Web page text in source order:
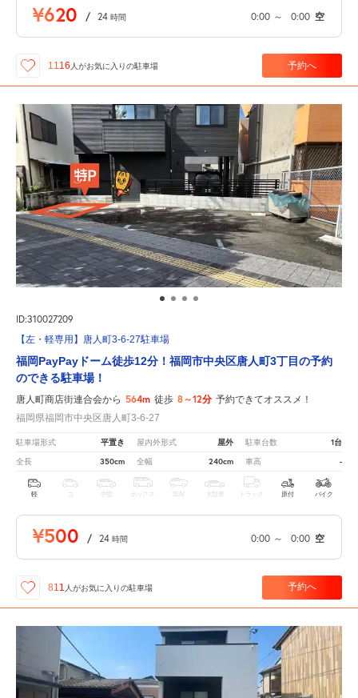
¥620 / 24 時間 0:00 ～ 0:00 空
1116 人がお気に入りの駐車場 予約へ
ID:310027209
【左・軽専用】唐人町3-6-27駐車場
福岡PayPayドーム徒歩12分！福岡市中央区唐人町3丁目の予約
のできる駐車場！
唐人町商店街連合会から 564m 徒歩 8～12分 予約できてオススメ！
福岡県福岡市中央区唐人町3-6-27
駐車場形式 平置き 屋内外形式 屋外 駐車台数 1台
全長 350cm 全幅 240cm 車高 -
軽 中型 ボックス SUV 大型車 トラック 原付 バイク
¥500 / 24 時間 0:00 ～ 0:00 空
811 人がお気に入りの駐車場 予約へ